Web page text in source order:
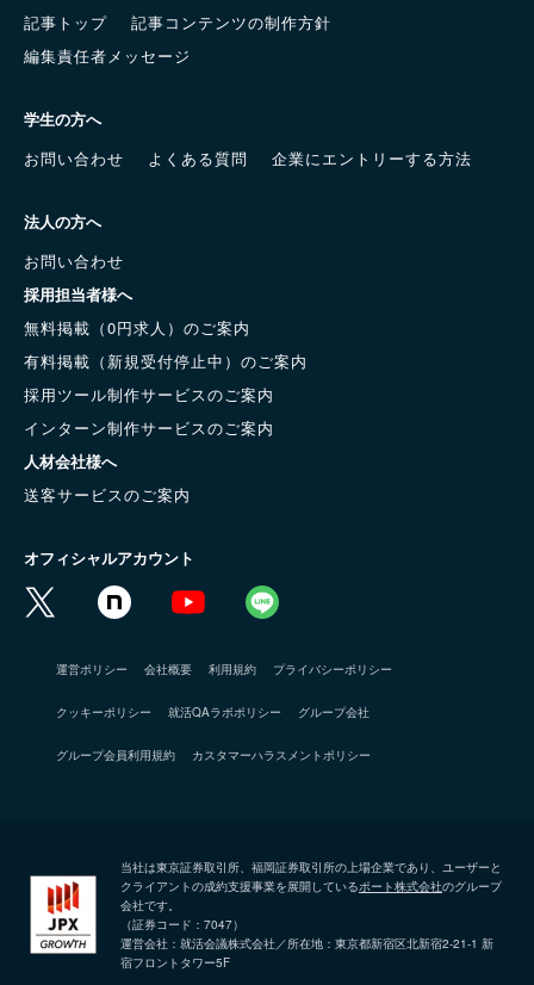
記事トップ
記事コンテンツの制作方針
編集責任者メッセージ
学生の方へ
お問い合わせ
よくある質問 企業にエントリーする方法
法人の方へ
お問い合わせ
採用担当者様へ
無料掲載（0円求人）のご案内
有料掲載（新規受付停止中）のご案内
採用ツール制作サービスのご案内
インターン制作サービスのご案内
人材会社様へ
送客サービスのご案内
オフィシャルアカウント
運営ポリシー 会社概要 利用規約 プライバシーポリシー
クッキーポリシー 就活QAラボポリシー グループ会社
グループ会員利用規約 カスタマーハラスメントポリシー
当社は東京証券取引所、福岡証券取引所の上場企業であり、ユーザーと
クライアントの成約支援事業を展開しているポート株式会社のグループ
会社です。
（証券コード：7047）
運営会社：就活会議株式会社／所在地：東京都新宿区北新宿2-21-1 新
宿フロントタワー5F